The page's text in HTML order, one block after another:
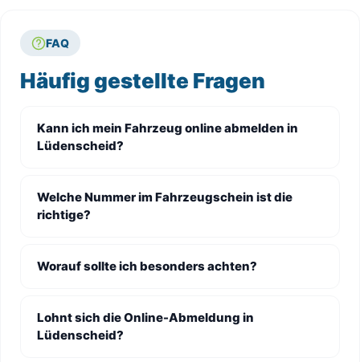
FAQ
Häufig gestellte Fragen
Kann ich mein Fahrzeug online abmelden in
Lüdenscheid?
Welche Nummer im Fahrzeugschein ist die
richtige?
Worauf sollte ich besonders achten?
Lohnt sich die Online-Abmeldung in
Lüdenscheid?